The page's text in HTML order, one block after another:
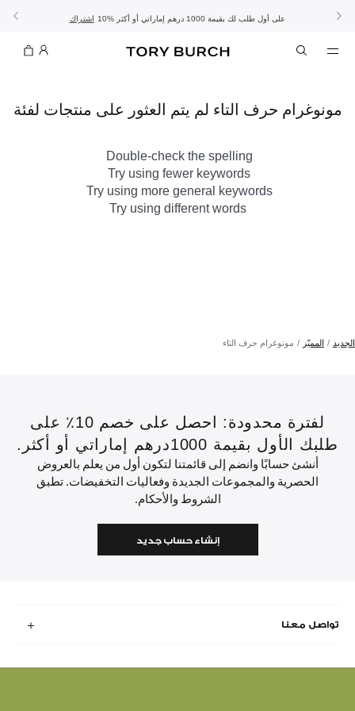
الموسم الجديد: إطلالات العملتسوّقي التشكيلة تشكيلة عيد الأضحىتسوقي اشتراك 10% على أول طلب لك بقيمة 1000 درهم إماراتي أو أكثر تفاصيل - الشحن المجاني تفاصيل - تسوق الآن واستلم في المتجر
مونوغرام حرف التاء لم يتم العثور على منتجات لفئة
Double-check the spelling
Try using fewer keywords
Try using more general keywords
Try using different words
الجديد المميّز مونوغرام حرف التاء
لفترة محدودة: احصل على خصم 10٪ على
طلبك الأول بقيمة 1000درهم إماراتي أو أكثر.
أنشئ حسابًا وانضم إلى قائمتنا لتكون أول من يعلم بالعروض
الحصرية والمجموعات الجديدة وفعاليات التخفيضات. تطبق
الشروط والأحكام.
إنشاء حساب جديد
تواصل معنا